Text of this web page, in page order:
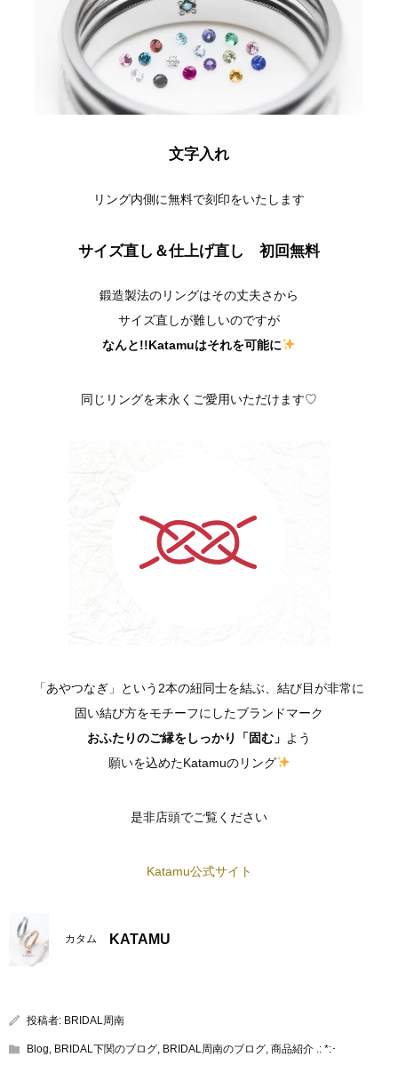
文字入れ
リング内側に無料で刻印をいたします
サイズ直し＆仕上げ直し 初回無料
鍛造製法のリングはその丈夫さから
サイズ直しが難しいのですが
なんと!!Katamuはそれを可能に
同じリングを末永くご愛用いただけます♡
「あやつなぎ」という2本の紐同士を結ぶ、結び目が非常に
固い結び方をモチーフにしたブランドマーク
おふたりのご縁をしっかり「固む」 よう
願いを込めたKatamuのリング
是非店頭でご覧ください
Katamu公式サイト
カタム KATAMU
投稿者: BRIDAL周南
Blog BRIDAL下関のブログ BRIDAL周南のブログ 商品紹介 .: *:･